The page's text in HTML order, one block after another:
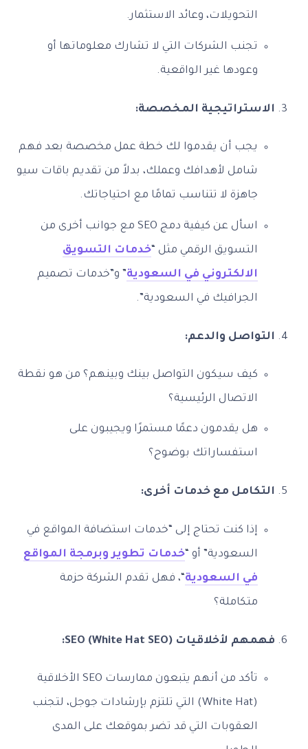
التحويلات، وعائد الاستثمار.
تجنب الشركات التي لا تشارك معلوماتها أو
وعودها غير الواقعية.
الاستراتيجية المخصصة:
يجب أن يقدموا لك خطة عمل مخصصة بعد فهم
شامل لأهدافك وعملك، بدلاً من تقديم باقات سيو
جاهزة لا تتناسب تمامًا مع احتياجاتك.
اسأل عن كيفية دمج SEO مع جوانب أخرى من
التسويق الرقمي مثل “خدمات التسويق
الالكتروني في السعودية” و”خدمات تصميم
الجرافيك في السعودية”.
التواصل والدعم:
كيف سيكون التواصل بينك وبينهم؟ من هو نقطة
الاتصال الرئيسية؟
هل يقدمون دعمًا مستمرًا ويجيبون على
استفساراتك بوضوح؟
التكامل مع خدمات أخرى:
إذا كنت تحتاج إلى “خدمات استضافة المواقع في
السعودية” أو “خدمات تطوير وبرمجة المواقع
في السعودية“، فهل تقدم الشركة حزمة
متكاملة؟
فهمهم لأخلاقيات SEO (White Hat SEO):
تأكد من أنهم يتبعون ممارسات SEO الأخلاقية
(White Hat) التي تلتزم بإرشادات جوجل، لتجنب
العقوبات التي قد تضر بموقعك على المدى